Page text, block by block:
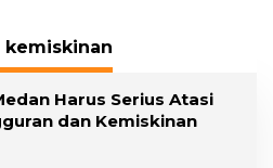
Harus Serius Atasi
dan Kemiskinan